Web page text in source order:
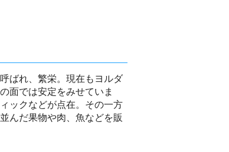
ばれ、繁栄。現在もヨルダ
面では安定をみせていま
ックなどが点在。その一方
んだ果物や肉、魚などを販